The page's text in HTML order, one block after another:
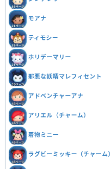
モアナ
ティモシー
ホリデーマリー
邪悪な妖精マレフィセント
アドベンチャーアナ
アリエル（チャーム）
着物ミニー
ラグビーミッキー（チャーム）